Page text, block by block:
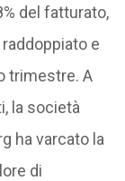
del fatturato,
e
trimestre. A
la società
ha varcato la
di